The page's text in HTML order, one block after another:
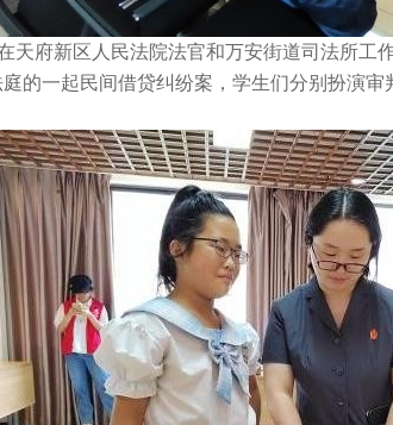
天府新区人民法院法官和万安街道司法所工
的一起民间借贷纠纷案，学生们分别扮演